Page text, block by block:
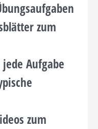
zum
Aufgabe
zum